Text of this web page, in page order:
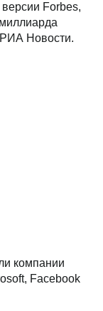
Forbes,
Новости.
компании
Facebook